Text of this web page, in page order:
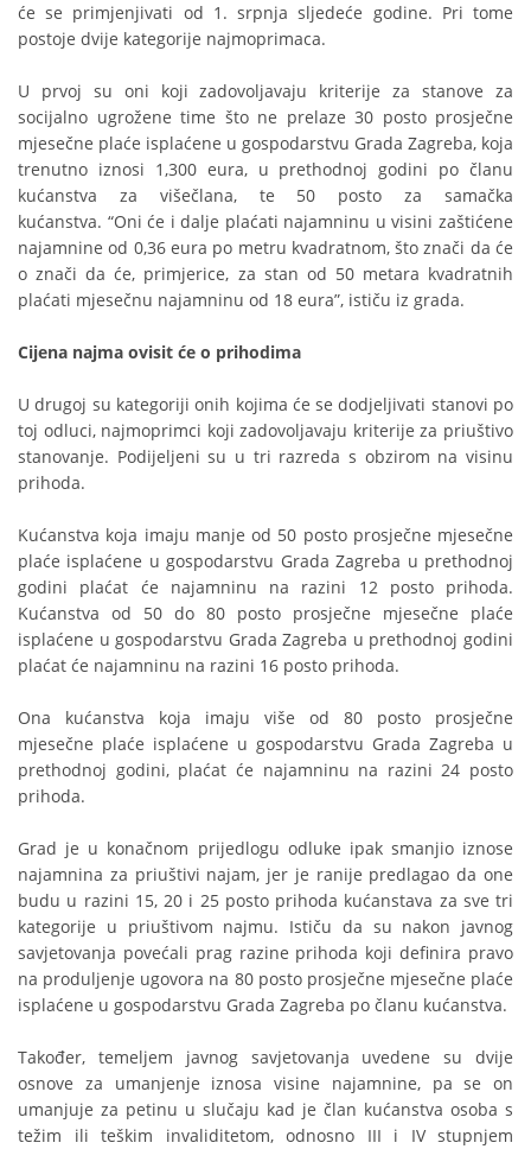
će se primjenjivati od 1. srpnja sljedeće godine. Pri tome
postoje dvije kategorije najmoprimaca.
U prvoj su oni koji zadovoljavaju kriterije za stanove za
socijalno ugrožene time što ne prelaze 30 posto prosječne
mjesečne plaće isplaćene u gospodarstvu Grada Zagreba, koja
trenutno iznosi 1,300 eura, u prethodnoj godini po članu
kućanstva za višečlana, te 50 posto za samačka
kućanstva. “Oni će i dalje plaćati najamninu u visini zaštićene
najamnine od 0,36 eura po metru kvadratnom, što znači da će
o znači da će, primjerice, za stan od 50 metara kvadratnih
plaćati mjesečnu najamninu od 18 eura”, ističu iz grada.
Cijena najma ovisit će o prihodima
U drugoj su kategoriji onih kojima će se dodjeljivati stanovi po
toj odluci, najmoprimci koji zadovoljavaju kriterije za priuštivo
stanovanje. Podijeljeni su u tri razreda s obzirom na visinu
prihoda.
Kućanstva koja imaju manje od 50 posto prosječne mjesečne
plaće isplaćene u gospodarstvu Grada Zagreba u prethodnoj
godini plaćat će najamninu na razini 12 posto prihoda.
Kućanstva od 50 do 80 posto prosječne mjesečne plaće
isplaćene u gospodarstvu Grada Zagreba u prethodnoj godini
plaćat će najamninu na razini 16 posto prihoda.
Ona kućanstva koja imaju više od 80 posto prosječne
mjesečne plaće isplaćene u gospodarstvu Grada Zagreba u
prethodnoj godini, plaćat će najamninu na razini 24 posto
prihoda.
Grad je u konačnom prijedlogu odluke ipak smanjio iznose
najamnina za priuštivi najam, jer je ranije predlagao da one
budu u razini 15, 20 i 25 posto prihoda kućanstava za sve tri
kategorije u priuštivom najmu. Ističu da su nakon javnog
savjetovanja povećali prag razine prihoda koji definira pravo
na produljenje ugovora na 80 posto prosječne mjesečne plaće
isplaćene u gospodarstvu Grada Zagreba po članu kućanstva.
Također, temeljem javnog savjetovanja uvedene su dvije
osnove za umanjenje iznosa visine najamnine, pa se on
umanjuje za petinu u slučaju kad je član kućanstva osoba s
težim ili teškim invaliditetom, odnosno III i IV stupnjem